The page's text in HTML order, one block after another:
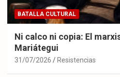
BATALLA CULTURAL
Ni calco ni copia: El
Mariátegui
31/07/2026 Resistencias